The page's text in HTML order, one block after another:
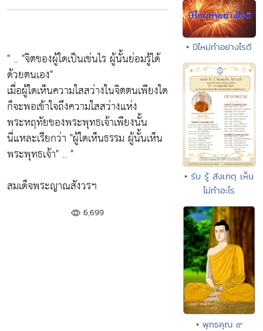
" .. "จิตของผู้ใดเป็นเช่นไร ผู้นั้นย่อมรู้ได้
ด้วยตนเอง"
เมื่อผู้ใดเห็นความใสสว่างในจิตตนเพียงใด
ก็จะพอเข้าใจถึงความใสสว่างแห่ง
พระหฤทัยของพระพุทธเจ้าเพียงนั้น
นี่แหละเรียกว่า "ผู้ใดเห็นธรรม ผู้นั้นเห็น
พระพุทธเจ้า" .. "
สมเด็จพระญาณสังวรฯ
6,699
• ปีใหม่ทำอย่างไรดี
• รับ รู้ สังเกตุ เห็น
ไม่ทำอะไร
• พุทธคุณ ๙